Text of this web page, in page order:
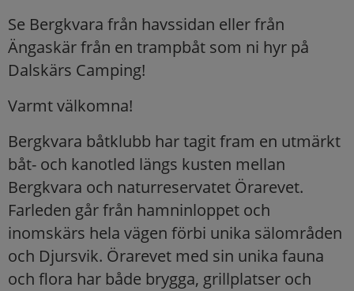
Se Bergkvara från havssidan eller från
Ängaskär från en trampbåt som ni hyr på
Dalskärs Camping!
Varmt välkomna!
Bergkvara båtklubb har tagit fram en utmärkt
båt- och kanotled längs kusten mellan
Bergkvara och naturreservatet Örarevet.
Farleden går från hamninloppet och
inomskärs hela vägen förbi unika sälområden
och Djursvik. Örarevet med sin unika fauna
och flora har både brygga, grillplatser och